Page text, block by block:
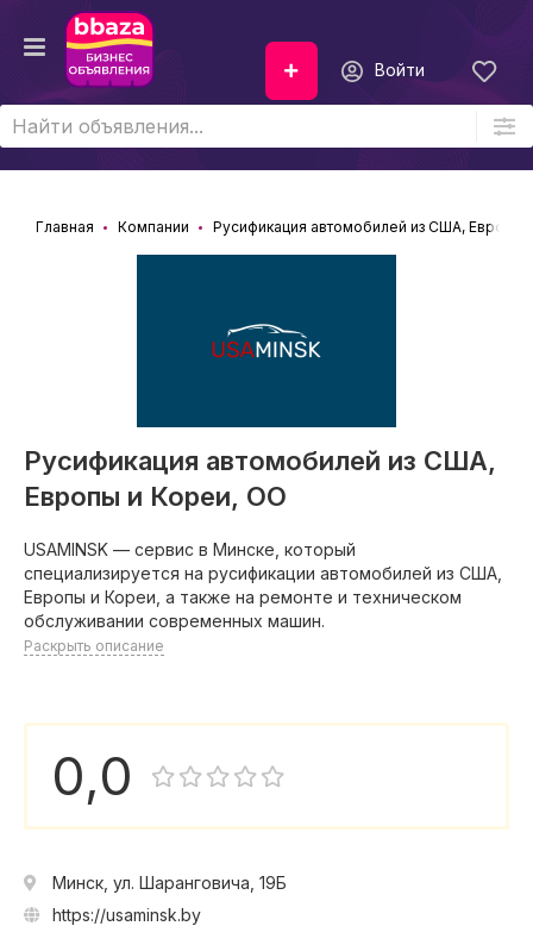
Войти
Главная Компании Русификация автомобилей из США, Европы
Русификация автомобилей из США,
Европы и Кореи, ОО
USAMINSK — сервис в Минске, который
специализируется на русификации автомобилей из США,
Европы и Кореи, а также на ремонте и техническом
обслуживании современных машин.
Раскрыть описание
0,0
Минск, ул. Шаранговича, 19Б
https://usaminsk.by